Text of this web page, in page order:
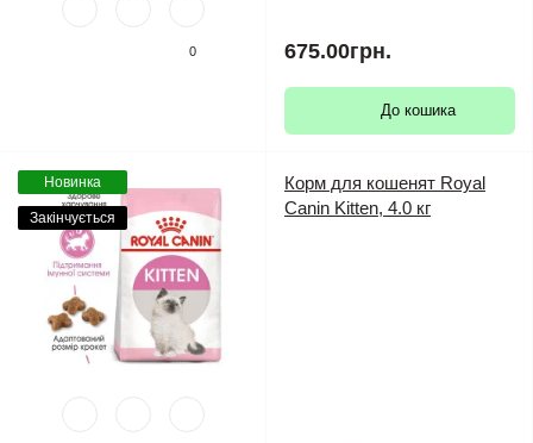
0 675.00грн.
До кошика
Новинка
Закінчується
Корм для кошенят Royal
Canin Kitten, 4.0 кг